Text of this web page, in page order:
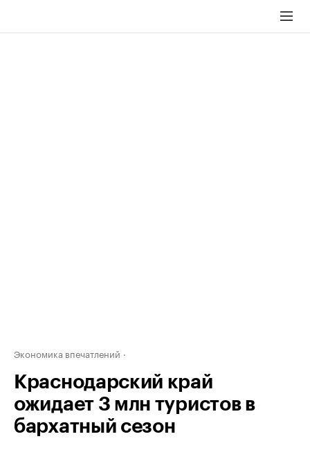
Экономика впечатлений
Краснодарский край
ожидает 3 млн туристов в
бархатный сезон